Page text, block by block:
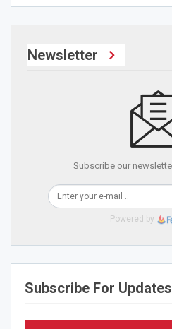
Newsletter
Subscribe our
Powered by
Subscribe For Updates